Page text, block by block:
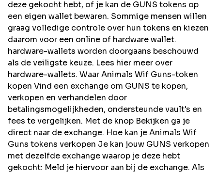
deze gekocht hebt, of je kan de GUNS tokens op
een eigen wallet bewaren. Sommige mensen willen
graag volledige controle over hun tokens en kiezen
daarom voor een online of hardware wallet.
hardware-wallets worden doorgaans beschouwd
als de veiligste keuze. Lees hier meer over
hardware-wallets. Waar Animals Wif Guns-token
kopen Vind een exchange om GUNS te kopen,
verkopen en verhandelen door
betalingsmogelijkheden, ondersteunde vault's en
fees te vergelijken. Met de knop Bekijken ga je
direct naar de exchange. Hoe kan je Animals Wif
Guns tokens verkopen Je kan jouw GUNS verkopen
met dezelfde exchange waarop je deze hebt
gekocht: Meld je hiervoor aan bij de exchange. Als